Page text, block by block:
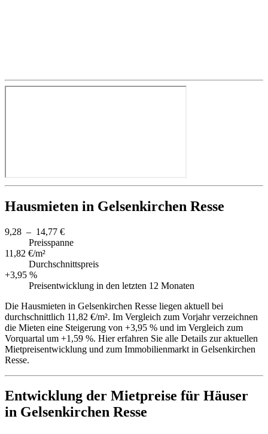
Hausmieten in Gelsenkirchen Resse
9,28 – 14,77 €
Preisspanne
11,82 €/m²
Durchschnittspreis
+3,95 %
Preisentwicklung in den letzten 12 Monaten
Die Hausmieten in Gelsenkirchen Resse liegen aktuell bei
durchschnittlich 11,82 €/m². Im Vergleich zum Vorjahr verzeichnen
die Mieten eine Steigerung von +3,95 % und im Vergleich zum
Vorquartal um +1,59 %. Hier erfahren Sie alle Details zur aktuellen
Mietpreisentwicklung und zum Immobilienmarkt in Gelsenkirchen
Resse.
Entwicklung der Mietpreise für Häuser
in Gelsenkirchen Resse